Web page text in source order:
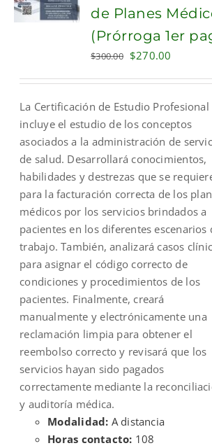
de Planes
(Prórroga 1er
$300.00 Original
$300.00.
$270.00
$270.00.
La Certificación de Estudio Profesional
incluye el estudio de los conceptos
asociados a la administración de
de salud. Desarrollará conocimientos,
habilidades y destrezas que se
para la facturación correcta de los
médicos por los servicios brindados a
pacientes en los diferentes escenarios
trabajo. También, analizará casos
para asignar el código correcto de
condiciones y procedimientos de los
pacientes. Finalmente, creará
manualmente y electrónicamente una
reclamación limpia para obtener el
reembolso correcto y revisará que los
servicios hayan sido pagados
correctamente mediante la
y auditoría médica.
Modalidad: A distancia
Horas contacto: 108